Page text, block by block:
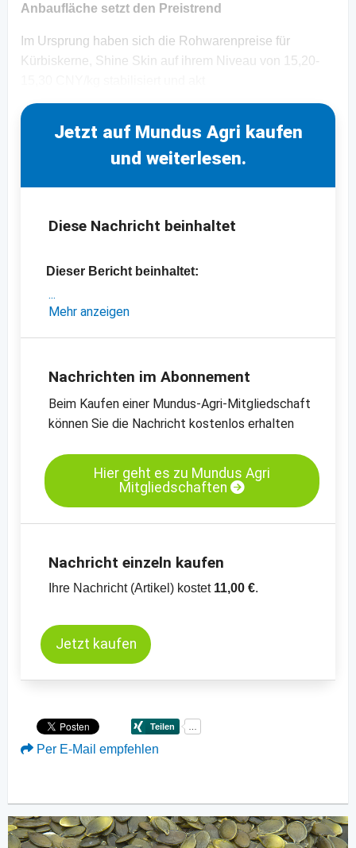
Anbaufläche setzt den Preistrend
Im Ursprung haben sich die Rohwarenpreise für
Kürbiskerne, Shine Skin auf ihrem Niveau von 15,20-
Jetzt auf Mundus Agri kaufen
und weiterlesen.
Diese Nachricht beinhaltet
Dieser Bericht beinhaltet:
- eine Analyse des chinesischen
- Preischart für Kürbiskerne, GWS, Grade AA
Grade AA
-weitere Preischarts
Mehr anzeigen
Nachrichten im Abonnement
Beim Kaufen einer Mundus-Agri-Mitgliedschaft
können Sie die Nachricht kostenlos erhalten
Hier geht es zu Mundus Agri
Mitgliedschaften
Nachricht einzeln kaufen
Ihre Nachricht (Artikel) kostet 11,00 €.
Jetzt kaufen
Per E-Mail empfehlen